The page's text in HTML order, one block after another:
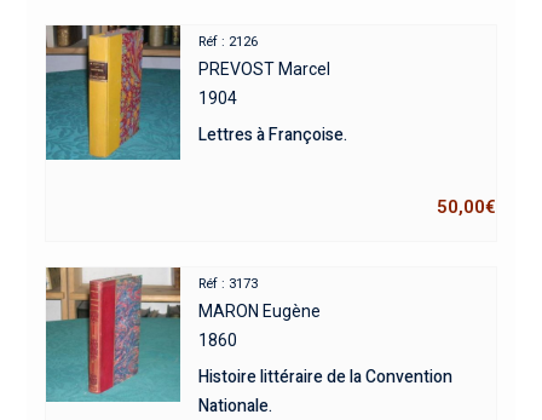
Réf : 2126
PREVOST Marcel
1904
Lettres à Françoise.
50,00€
Réf : 3173
MARON Eugène
1860
Histoire littéraire de la Convention
Nationale.